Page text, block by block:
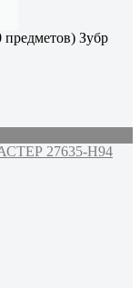
Зубр